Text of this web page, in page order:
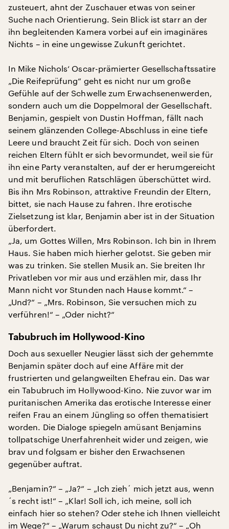
zusteuert, ahnt der Zuschauer etwas von seiner
Suche nach Orientierung. Sein Blick ist starr an der
ihn begleitenden Kamera vorbei auf ein imaginäres
Nichts – in eine ungewisse Zukunft gerichtet.
In Mike Nichols‘ Oscar-prämierter Gesellschaftssatire
„Die Reifeprüfung“ geht es nicht nur um große
Gefühle auf der Schwelle zum Erwachsenenwerden,
sondern auch um die Doppelmoral der Gesellschaft.
Benjamin, gespielt von Dustin Hoffman, fällt nach
seinem glänzenden College-Abschluss in eine tiefe
Leere und braucht Zeit für sich. Doch von seinen
reichen Eltern fühlt er sich bevormundet, weil sie für
ihn eine Party veranstalten, auf der er herumgereicht
und mit beruflichen Ratschlägen überschüttet wird.
Bis ihn Mrs Robinson, attraktive Freundin der Eltern,
bittet, sie nach Hause zu fahren. Ihre erotische
Zielsetzung ist klar, Benjamin aber ist in der Situation
überfordert.
„Ja, um Gottes Willen, Mrs Robinson. Ich bin in Ihrem
Haus. Sie haben mich hierher gelotst. Sie geben mir
was zu trinken. Sie stellen Musik an. Sie breiten Ihr
Privatleben vor mir aus und erzählen mir, dass Ihr
Mann nicht vor Stunden nach Hause kommt.“ –
„Und?“ – „Mrs. Robinson, Sie versuchen mich zu
verführen!“ – „Oder nicht?“
Tabubruch im Hollywood-Kino
Doch aus sexueller Neugier lässt sich der gehemmte
Benjamin später doch auf eine Affäre mit der
frustrierten und gelangweilten Ehefrau ein. Das war
ein Tabubruch im Hollywood-Kino. Nie zuvor war im
puritanischen Amerika das erotische Interesse einer
reifen Frau an einem Jüngling so offen thematisiert
worden. Die Dialoge spiegeln amüsant Benjamins
tollpatschige Unerfahrenheit wider und zeigen, wie
brav und folgsam er bisher den Erwachsenen
gegenüber auftrat.
„Benjamin?“ – „Ja?“ – „Ich zieh´ mich jetzt aus, wenn
´s recht ist!“ – „Klar! Soll ich, ich meine, soll ich
einfach hier so stehen? Oder stehe ich Ihnen vielleicht
im Wege?“ – „Warum schaust Du nicht zu?“ – „Oh